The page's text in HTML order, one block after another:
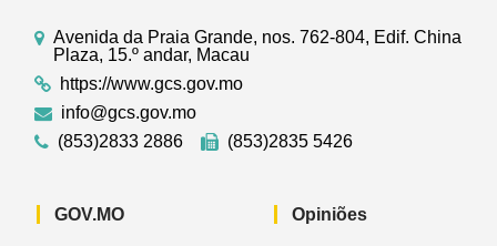
Avenida da Praia Grande, nos. 762-804, Edif. China
Plaza, 15.º andar, Macau
https://www.gcs.gov.mo
info@gcs.gov.mo
(853)2833 2886
(853)2835 5426
GOV.MO Opiniões